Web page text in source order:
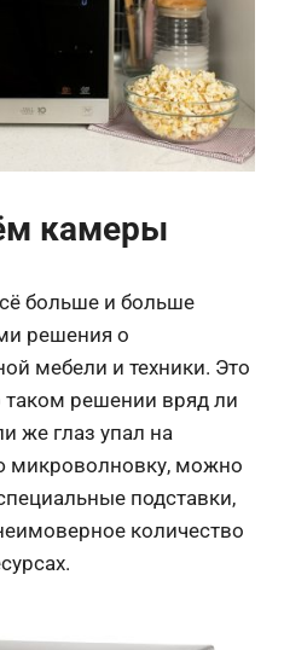
камеры
больше и больше
решения о
мебели и техники. Это
таком решении вряд ли
же глаз упал на
микроволновку, можно
подставки,
количество